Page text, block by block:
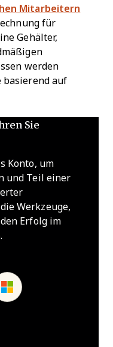
Mitarbeitern
für
Gehälter,
werden
basierend auf
Sie
Konto, um
und Teil einer
Werkzeuge,
Erfolg im